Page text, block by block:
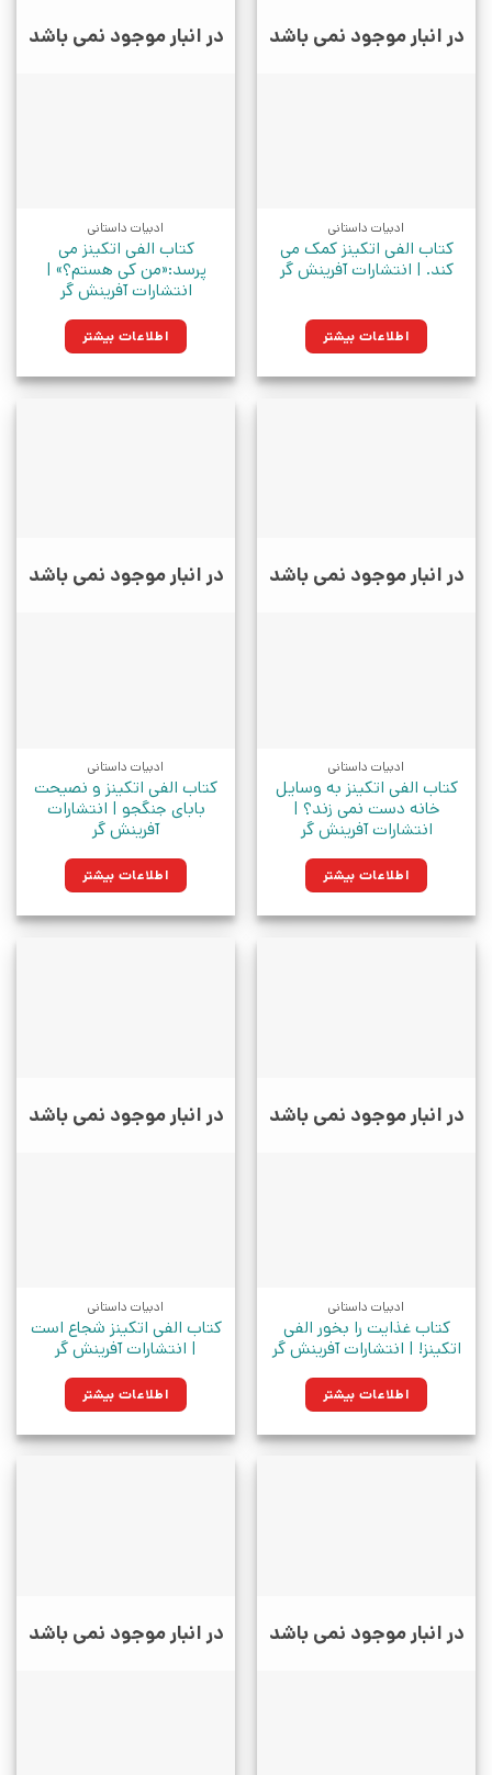
در انبار موجود نمی باشد
ادبیات داستانی
کتاب الفی اتکینز کمک می
کند. | انتشارات آفرینش گر
اطلاعات بیشتر
در انبار موجود نمی باشد
ادبیات داستانی
کتاب الفی اتکینز می
پرسد:«من کی هستم؟» |
انتشارات آفرینش گر
اطلاعات بیشتر
در انبار موجود نمی باشد
ادبیات داستانی
کتاب الفی اتکینز به وسایل
خانه دست نمی زند؟ |
انتشارات آفرینش گر
اطلاعات بیشتر
در انبار موجود نمی باشد
ادبیات داستانی
کتاب الفی اتکینز و نصیحت
بابای جنگجو | انتشارات
آفرینش گر
اطلاعات بیشتر
در انبار موجود نمی باشد
ادبیات داستانی
کتاب غذایت را بخور الفی
اتکینز! | انتشارات آفرینش گر
اطلاعات بیشتر
در انبار موجود نمی باشد
ادبیات داستانی
کتاب الفی اتکینز شجاع است
| انتشارات آفرینش گر
اطلاعات بیشتر
در انبار موجود نمی باشد در انبار موجود نمی باشد